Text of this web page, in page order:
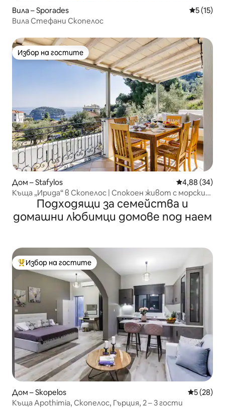
Вила – Sporades Средна
5 (15)
Вила Стефани Скопелос
Избор на гостите
Избор на гостите
Дом – Stafylos Средна
4,88 (34)
Къща „Ирида“ в Скопелос | Спокоен живот с морски
Подходящи за семейства и
домашни любимци домове под наем
Най-популярен избор на гостите
Избор на гостите
Дом – Skopelos Средна
5 (28)
Къща Apothimia, Скопелос, Гърция, 2 – 3 гости